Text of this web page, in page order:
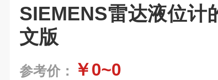
SIEMENS雷达液位计
文版
参考价： ￥0~0